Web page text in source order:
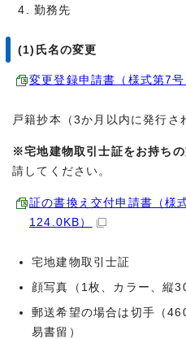
勤務先
(1)氏名の変更
変更登録申請書（様式第7
戸籍抄本（3か月以内に発行さ
※宅地建物取引士証をお持ちの
請してください。
証の書換え交付申請書（様
124.0KB）
宅地建物取引士証
顔写真（1枚、カラー、縦
郵送希望の場合は切手（
易書留）